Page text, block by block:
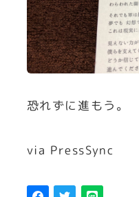
恐れずに進もう。
via PressSync